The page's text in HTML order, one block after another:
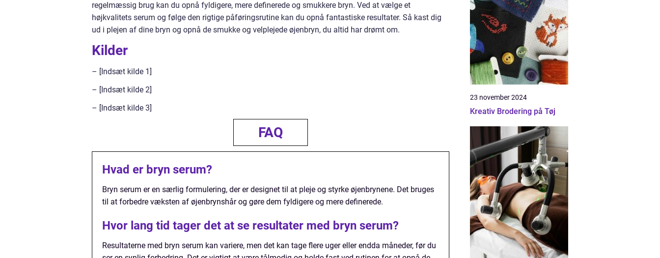
regelmæssig brug kan du opnå fyldigere, mere definerede og smukkere bryn. Ved at vælge et
højkvalitets serum og følge den rigtige påføringsrutine kan du opnå fantastiske resultater. Så kast dig
ud i plejen af dine bryn og opnå de smukke og velplejede øjenbryn, du altid har drømt om.
Kilder
– [Indsæt kilde 1]
– [Indsæt kilde 2]
– [Indsæt kilde 3]
FAQ
Hvad er bryn serum?
Bryn serum er en særlig formulering, der er designet til at pleje og styrke øjenbrynene. Det bruges
til at forbedre væksten af øjenbrynshår og gøre dem fyldigere og mere definerede.
Hvor lang tid tager det at se resultater med bryn serum?
Resultaterne med bryn serum kan variere, men det kan tage flere uger eller endda måneder, før du
23 november 2024
Kreativ Brodering på Tøj